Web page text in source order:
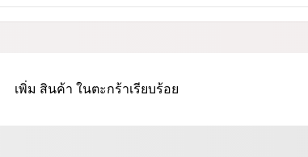
เพิ่ม สินค้า ในตะกร้าเรียบร้อย